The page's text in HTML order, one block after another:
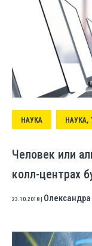
НАУКА НАУКА,
Человек или
колл-центрах
23.10.2018 Олександра